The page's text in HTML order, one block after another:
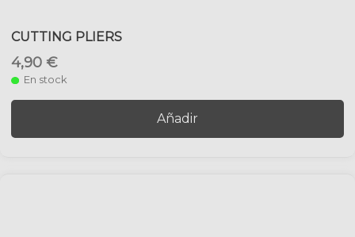
CUTTING PLIERS
4,90 €
En stock
Añadir